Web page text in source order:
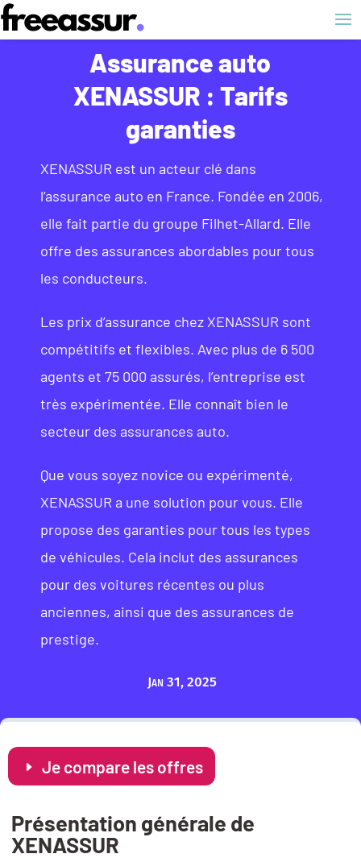
Assurance auto
XENASSUR : Tarifs
garanties
XENASSUR est un acteur clé dans
l’assurance auto en France. Fondée en 2006,
elle fait partie du groupe Filhet-Allard. Elle
offre des assurances abordables pour tous
les conducteurs.
Les prix d’assurance chez XENASSUR sont
compétitifs et flexibles. Avec plus de 6 500
agents et 75 000 assurés, l’entreprise est
très expérimentée. Elle connaît bien le
secteur des assurances auto.
Que vous soyez novice ou expérimenté,
XENASSUR a une solution pour vous. Elle
propose des garanties pour tous les types
de véhicules. Cela inclut des assurances
pour des voitures récentes ou plus
anciennes, ainsi que des assurances de
prestige.
Jan 31, 2025
Je compare les offres
Présentation générale de
XENASSUR